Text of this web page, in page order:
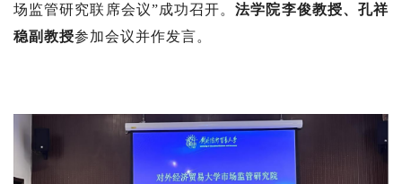
场监管研究联席会议”成功召开。法学院李俊教授、孔祥
稳副教授参加会议并作发言。